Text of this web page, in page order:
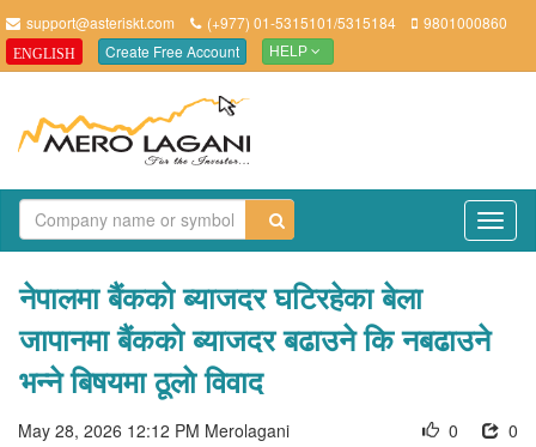
support@asteriskt.com (+977) 01-5315101/5315184 9801000860
ENGLISH Create Free Account HELP
नेपालमा बैंककाे ब्याजदर घटिरहेका बेला
जापानमा बैंककाे ब्याजदर बढाउने कि नबढाउने
भन्ने बिषयमा ठूलाे विवाद
May 28, 2026 12:12 PM Merolagani 0
0